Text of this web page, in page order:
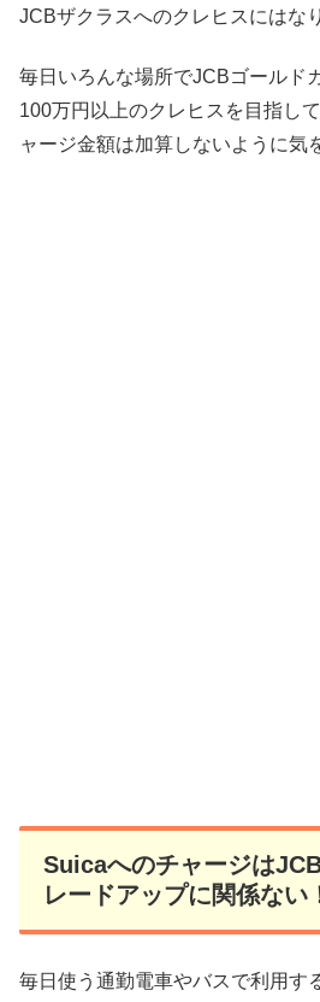
JCBザクラスへのクレヒスにはな
毎日いろんな場所でJCBゴールド
100万円以上のクレヒスを目指し
ャージ金額は加算しないように気
Suicaへのチャージは
レードアップに関係ない
毎日使う通勤電車やバスで利用す